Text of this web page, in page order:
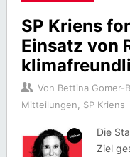
SP Kriens
Einsatz von
Von Bettina Gomer-
Mitteilungen
SP Kriens
Die
Ziel